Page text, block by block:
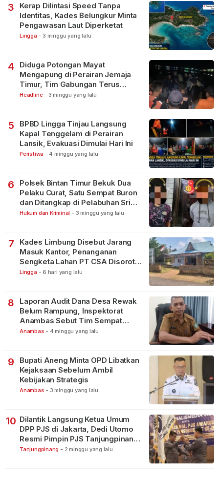
3
Kerap Dilintasi Speed Tanpa
Identitas, Kades Belungkur Minta
Pengawasan Laut Diperketat
Lingga - 3 minggu yang lalu
4
Diduga Potongan Mayat
Mengapung di Perairan Jemaja
Timur, Tim Gabungan Terus
Lakukan Pencarian
Headline - 3 minggu yang lalu
5
BPBD Lingga Tinjau Langsung
Kapal Tenggelam di Perairan
Lansik, Evakuasi Dimulai Hari Ini
Peristiwa - 4 minggu yang lalu
6
Polsek Bintan Timur Bekuk Dua
Pelaku Curat, Satu Sempat Buron
dan Ditangkap di Pelabuhan Sri
Bintan Pura
Hukum dan Kriminal - 3 minggu yang lalu
7
Kades Limbung Disebut Jarang
Masuk Kantor, Penanganan
Sengketa Lahan PT CSA Disorot
Warga
Lingga - 6 hari yang lalu
8
Laporan Audit Dana Desa Rewak
Belum Rampung, Inspektorat
Anambas Sebut Tim Sempat
Terbagi Tangani Kasus Lain
Anambas - 4 minggu yang lalu
9
Bupati Aneng Minta OPD Libatkan
Kejaksaan Sebelum Ambil
Kebijakan Strategis
Anambas - 3 minggu yang lalu
10 Dilantik Langsung Ketua Umum
DPP PJS di Jakarta, Dedi Utomo
Resmi Pimpin PJS Tanjungpinang-
Bintan
Tanjungpinang - 2 minggu yang lalu